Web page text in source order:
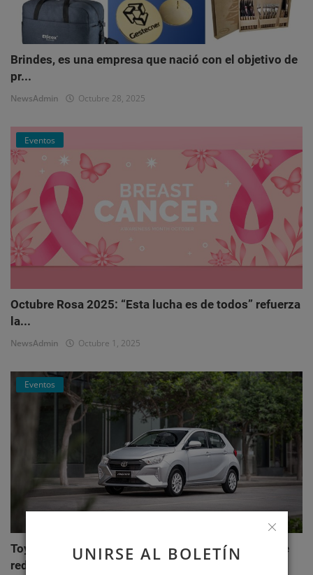
UNIRSE AL BOLETÍN
Brindes, es una empresa que nació con el objetivo de
pr...
NewsAdmin Octubre 28, 2025
Eventos
Octubre Rosa 2025: “Esta lucha es de todos” refuerza
la...
NewsAdmin Octubre 1, 2025
Eventos
Toyota AGYA: el nuevo hatchback de Toyotoshi que
redefi...